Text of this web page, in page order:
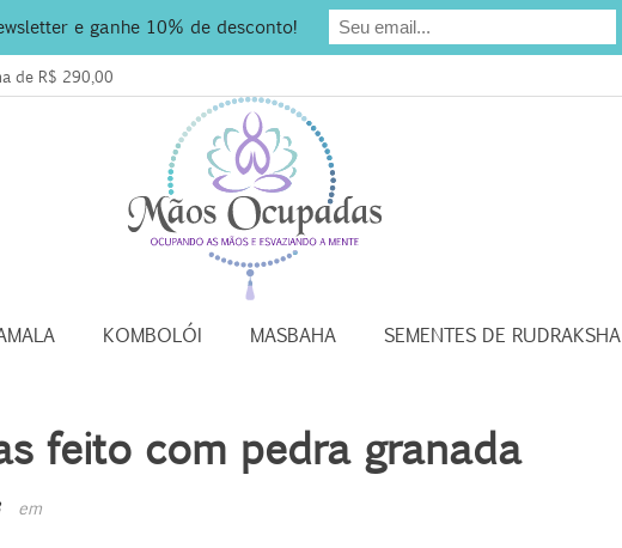
de R$ 290,00
KOMBOLÓI MASBAHA SEMENTES DE RUDRAKSHA
feito com pedra granada
em
e ganhe 10% de desconto!